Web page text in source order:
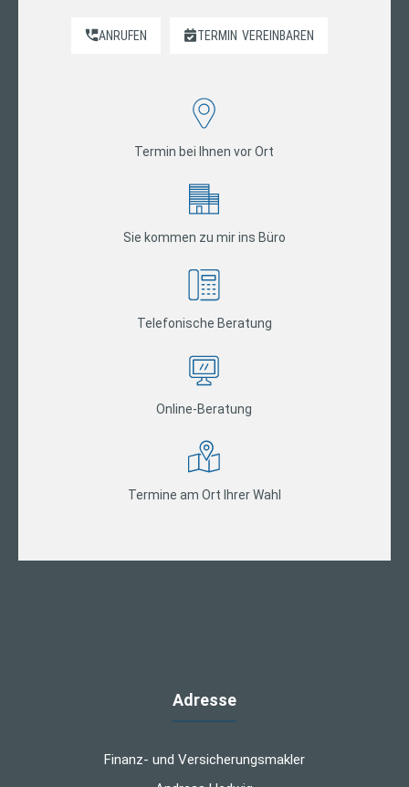
ANRUFEN TERMIN VEREINBAREN
Termin bei Ihnen vor Ort
Sie kommen zu mir ins Büro
Telefonische Beratung
Online-Beratung
Termine am Ort Ihrer Wahl
Adresse
Finanz- und Versicherungsmakler